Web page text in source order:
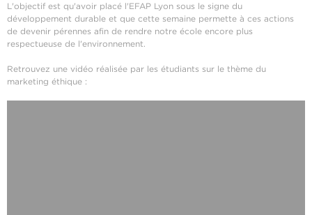
L'objectif est qu'avoir placé l'EFAP Lyon sous le signe du
développement durable et que cette semaine permette à ces actions
de devenir pérennes afin de rendre notre école encore plus
respectueuse de l'environnement.
Retrouvez une vidéo réalisée par les étudiants sur le thème du
marketing éthique :